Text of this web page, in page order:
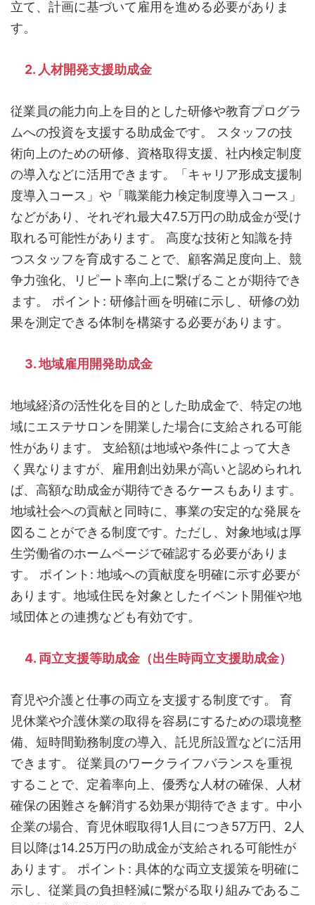
立て、計画に基づいて雇用を進める必要がありま
す。
2. 人材開発支援助成金
従業員の能力向上を目的とした研修や教育プログラ
ムへの投資を支援する助成金です。 スタッフの技
術向上のための研修、資格取得支援、社内検定制度
の導入などに活用できます。「キャリア形成支援制
度導入コース」や「職業能力検定制度導入コース」
などがあり、それぞれ最大47.5万円の助成金が受け
取れる可能性があります。 高度な技術と知識を持
つスタッフを育成することで、顧客満足度向上、競
争力強化、リピート率向上に繋げることが期待でき
ます。 ポイント: 研修計画を明確に示し、研修の効
果を測定できる体制を構築する必要があります。
3. 地域雇用開発助成金
地域経済の活性化を目的とした助成金で、特定の地
域にエステサロンを開業した場合に支給される可能
性があります。 支給額は地域や条件によって大き
く異なりますが、雇用創出効果が高いと認められれ
ば、高額な助成金が期待できるケースもあります。
地域社会への貢献と同時に、事業の安定的な発展を
図ることができる制度です。ただし、対象地域は厚
生労働省のホームページで確認する必要がありま
す。 ポイント: 地域への貢献度を明確に示す必要が
あります。地域住民を対象としたイベント開催や地
域団体との連携なども有効です。
4. 両立支援等助成金（出生時両立支援助成金）
育児や介護と仕事の両立を支援する制度です。 育
児休業や介護休業の取得を容易にするための環境整
備、短時間勤務制度の導入、託児所設置などに活用
できます。 従業員のワークライフバランスを重視
することで、定着率向上、優秀な人材の確保、人材
確保の困難さを解消する効果が期待できます。中小
企業の場合、育児休暇取得1人目につき57万円、2人
目以降は14.25万円の助成金が支給される可能性が
あります。 ポイント: 具体的な両立支援策を明確に
示し、従業員の負担軽減に繋がる取り組みであるこ